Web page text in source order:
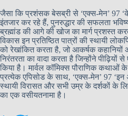
जैसा कि प्रशंसक बेसब्री से ‘एक्स-मेन’ 97
इंतजार कर रहे हैं, पुनरुद्धार की सफलता
ब्रह्मांड की आगे की खोज का मार्ग प्रशस्त
विकास इन प्रतिष्ठित पात्रों की स्थायी
को रेखांकित करता है, जो आकर्षक कहानियों
निरंतरता का वादा करता है जिन्होंने पीढ़ियों
किया है। मार्वल कॉमिक्स पौराणिक कथाओं के
प्रत्येक एपिसोड के साथ, ‘एक्स-मेन’ 97 ‘इन
स्थायी विरासत और सभी उम्र के दर्शकों के
का एक वसीयतनामा है।